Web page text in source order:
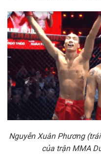
Nguyễn Xuân Phương
của trận MMA